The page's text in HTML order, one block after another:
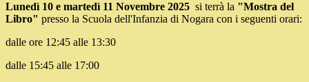
Lunedì 10 e martedì 11 Novembre 2025 si terrà la "Mostra del
Libro" presso la Scuola dell'Infanzia di Nogara con i seguenti orari:
dalle ore 12:45 alle 13:30
dalle 15:45 alle 17:00